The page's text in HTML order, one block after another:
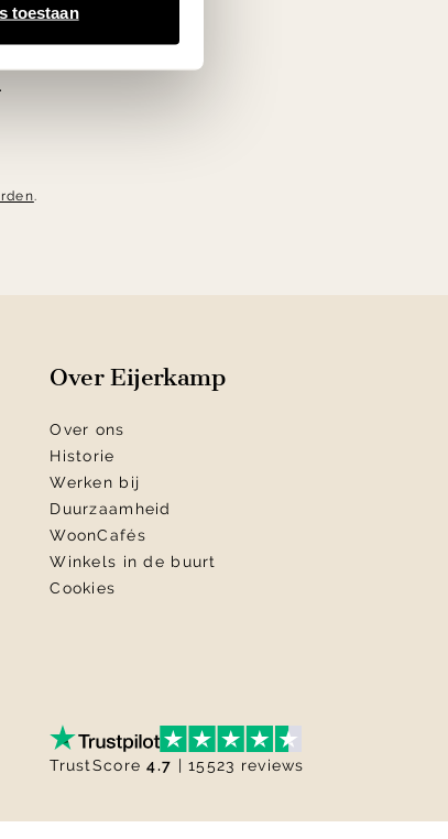
toestaan
de
.
Over Eijerkamp
Over ons
Historie
Werken bij
Duurzaamheid
WoonCafés
Winkels in de buurt
Cookies
TrustScore4.7 | 15523 reviews